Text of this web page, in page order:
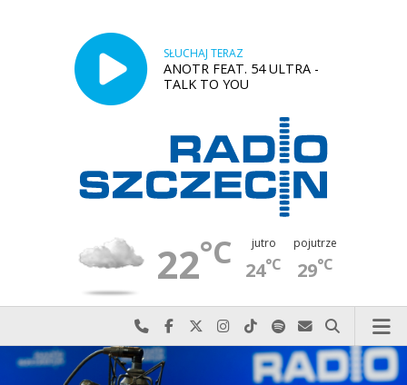
SŁUCHAJ TERAZ
ANOTR FEAT. 54 ULTRA -
TALK TO YOU
22°C jutro
24°C
pojutrze
29°C
Najlepiej po prostu do nas zadzwoń
Odwiedź nas na Facebook-u
Odwiedź nas na X
Odwiedź nas na Instagram-ie
Odwiedź nas na TikTok-u
Szukaj nas na Spotify
Wyślij do nas
Szukaj